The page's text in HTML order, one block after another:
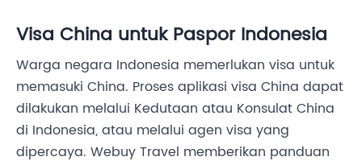
Visa China untuk Paspor Indonesia
Warga negara Indonesia memerlukan visa untuk
memasuki China. Proses aplikasi visa China dapat
dilakukan melalui Kedutaan atau Konsulat China
di Indonesia, atau melalui agen visa yang
dipercaya. Webuy Travel memberikan panduan